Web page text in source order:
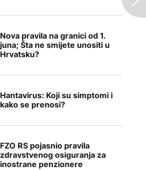
Nova pravila na granici od 1.
juna; Šta ne smijete unositi u
Hrvatsku?
Hantavirus: Koji su simptomi i
kako se prenosi?
FZO RS pojasnio pravila
zdravstvenog osiguranja za
inostrane penzionere